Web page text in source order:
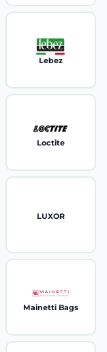
Lebez
Loctite
LUXOR
Mainetti Bags